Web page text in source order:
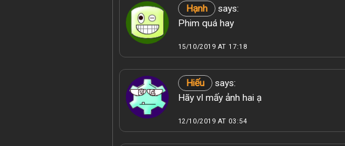
Hạnh
says:
Phim quá hay
15/10/2019 AT 17:18
Hiếu
says:
Hãy vl mấy ảnh hai ạ
12/10/2019 AT 03:54